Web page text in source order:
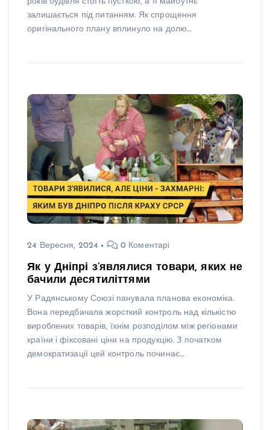
залишається під питанням. Як спрощення
оригінального плану вплинуло на долю…
24 Вересня, 2024 0 Коментарі
Як у Дніпрі з’являлися товари, яких не
бачили десятиліттями
У Радянському Союзі панувала планова економіка.
Вона передбачала жорсткий контроль над кількістю
вироблених товарів, їхнім розподілом між регіонами
країни і фіксовані ціни на продукцію. З початком
демократизації цей контроль починає…